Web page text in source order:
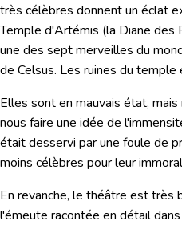
très célèbres donnent un éclat
Temple d'Artémis (la Diane des
une des sept merveilles du
de Celsus. Les ruines du
Elles sont en mauvais état,
nous faire une idée de
était desservi par une foule de
moins célèbres pour leur
En revanche, le théâtre est très
l'émeute racontée en détail